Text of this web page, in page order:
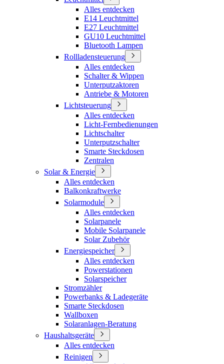
Alles entdecken
E14 Leuchtmittel
E27 Leuchtmittel
GU10 Leuchtmittel
Bluetooth Lampen
Rollladensteuerung
Alles entdecken
Schalter & Wippen
Unterputzaktoren
Antriebe & Motoren
Lichtsteuerung
Alles entdecken
Licht-Fernbedienungen
Lichtschalter
Unterputzschalter
Smarte Steckdosen
Zentralen
Solar & Energie
Alles entdecken
Balkonkraftwerke
Solarmodule
Alles entdecken
Solarpanele
Mobile Solarpanele
Solar Zubehör
Energiespeicher
Alles entdecken
Powerstationen
Solarspeicher
Stromzähler
Powerbanks & Ladegeräte
Smarte Steckdosen
Wallboxen
Solaranlagen-Beratung
Haushaltsgeräte
Alles entdecken
Reinigen